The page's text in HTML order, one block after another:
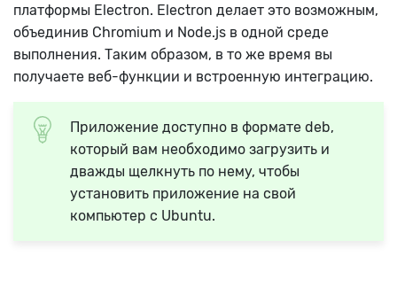
платформы Electron. Electron делает это возможным,
объединив Chromium и Node.js в одной среде
выполнения. Таким образом, в то же время вы
получаете веб-функции и встроенную интеграцию.
Приложение доступно в формате deb,
который вам необходимо загрузить и
дважды щелкнуть по нему, чтобы
установить приложение на свой
компьютер с Ubuntu.